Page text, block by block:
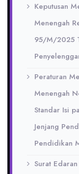
Keputusan
Menengah
95/M/2025
Peraturan
Menengah
Standar Isi
Jenjang
Pendidikan
Surat